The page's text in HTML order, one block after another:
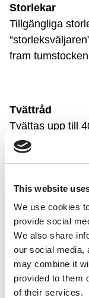
This website
We use cookies
provide social
We also share
our social media,
may combine it
provided to them
of their services.
Storlekar
Tillgängliga
fram
Tvättråd
Tvättas upp till
miljö och tischa
det är så du får
5,0